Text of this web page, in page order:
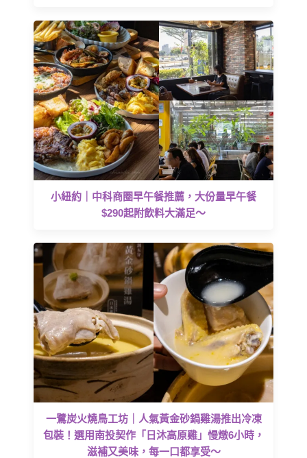
小紐約｜中科商圈早午餐推薦，大份量早午餐
$290起附飲料大滿足～
一鷺炭火燒鳥工坊｜人氣黃金砂鍋雞湯推出冷凍
包裝！選用南投契作「日沐高原雞」慢燉6小時，
滋補又美味，每一口都享受～